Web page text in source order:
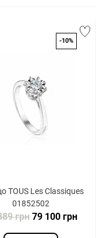
-10%
TOUS Les Classiques
01852502
грн79 100 грн